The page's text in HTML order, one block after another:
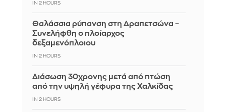
IN 2 HOURS
Θαλάσσια ρύπανση στη Δραπετσώνα –
Συνελήφθη ο πλοίαρχος
δεξαμενόπλοιου
IN 2 HOURS
Διάσωση 30χρονης μετά από πτώση
από την υψηλή γέφυρα της Χαλκίδας
IN 2 HOURS